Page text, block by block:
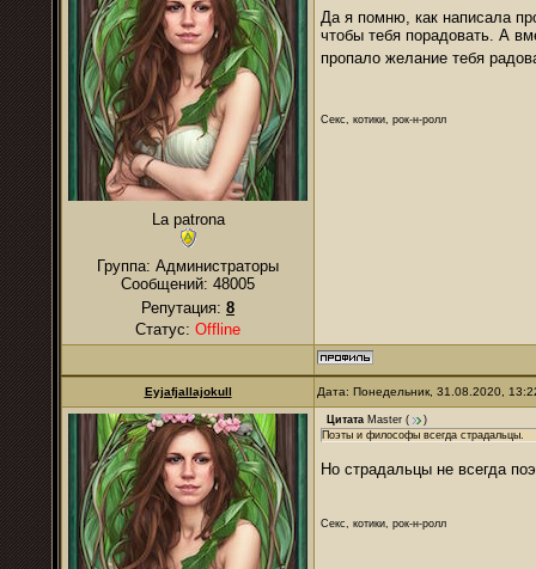
La patrona
Группа: Администраторы
Сообщений: 48005
Репутация: 8
Статус: Offline
Да я помню, как написала
чтобы тебя порадовать. А
пропало желание тебя
Секс, котики, рок-н-ролл
Eyjafjallajokull Дата: Понедельник, 31.08.2020,
Цитата Master (
)
Поэты и философы всегда страдальцы.
Но страдальцы не всегда
Секс, котики, рок-н-ролл